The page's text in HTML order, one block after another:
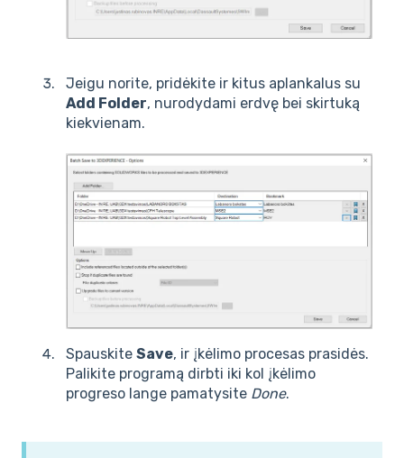
Jeigu norite, pridėkite ir kitus aplankalus su
Add Folder, nurodydami erdvę bei skirtuką
kiekvienam.
Spauskite Save, ir įkėlimo procesas prasidės.
Palikite programą dirbti iki kol įkėlimo
progreso lange pamatysite Done.